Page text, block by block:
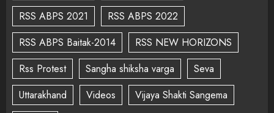
RSS ABPS 2021
RSS ABPS 2022
RSS ABPS Baitak-2014
RSS NEW HORIZONS
Rss Protest
Sangha shiksha varga
Seva
Uttarakhand
Videos
Vijaya Shakti Sangema